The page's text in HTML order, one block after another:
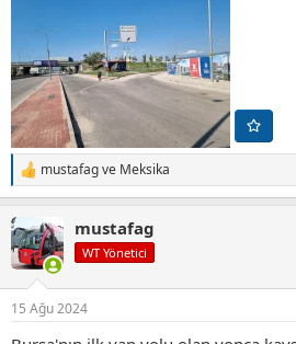
T
e
k
i
l
:
mustafagve Meksika
mustafag
WT Yönetici
15 Ağu 2024